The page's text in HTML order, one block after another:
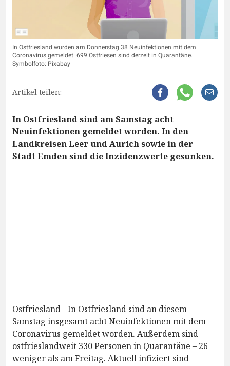
In Ostfriesland wurden am Donnerstag 38 Neuinfektionen mit dem
Coronavirus gemeldet. 699 Ostfriesen sind derzeit in Quarantäne.
Symbolfoto: Pixabay
Artikel teilen:
In Ostfriesland sind am Samstag acht
Neuinfektionen gemeldet worden. In den
Landkreisen Leer und Aurich sowie in der
Stadt Emden sind die Inzidenzwerte gesunken.
Ostfriesland - In Ostfriesland sind an diesem
Samstag insgesamt acht Neuinfektionen mit dem
Coronavirus gemeldet worden. Außerdem sind
ostfrieslandweit 330 Personen in Quarantäne – 26
weniger als am Freitag. Aktuell infiziert sind